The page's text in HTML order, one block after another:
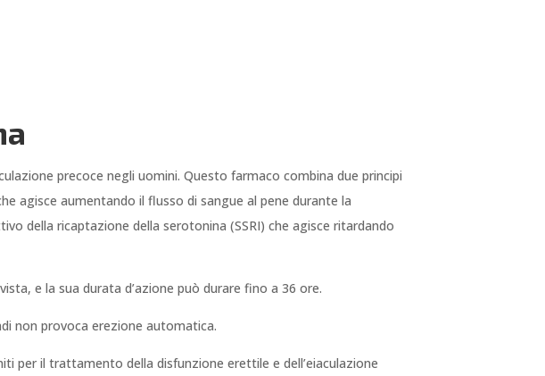
precoce negli uomini. Questo farmaco combina due principi
agisce aumentando il flusso di sangue al pene durante la
della ricaptazione della serotonina (SSRI) che agisce ritardando
e la sua durata d’azione può durare fino a 36 ore.
non provoca erezione automatica.
per il trattamento della disfunzione erettile e dell’eiaculazione